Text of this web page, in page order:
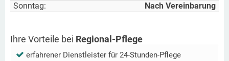
Sonntag:
Nach Vereinbarung
Ihre Vorteile bei Regional-Pflege
erfahrener Dienstleister für 24-Stunden-Pflege